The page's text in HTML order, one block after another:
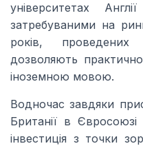
університетах
затребуваними на
років,
дозволяють
іноземною мовою.
Водночас завдяки
Британії в
інвестиція з точки